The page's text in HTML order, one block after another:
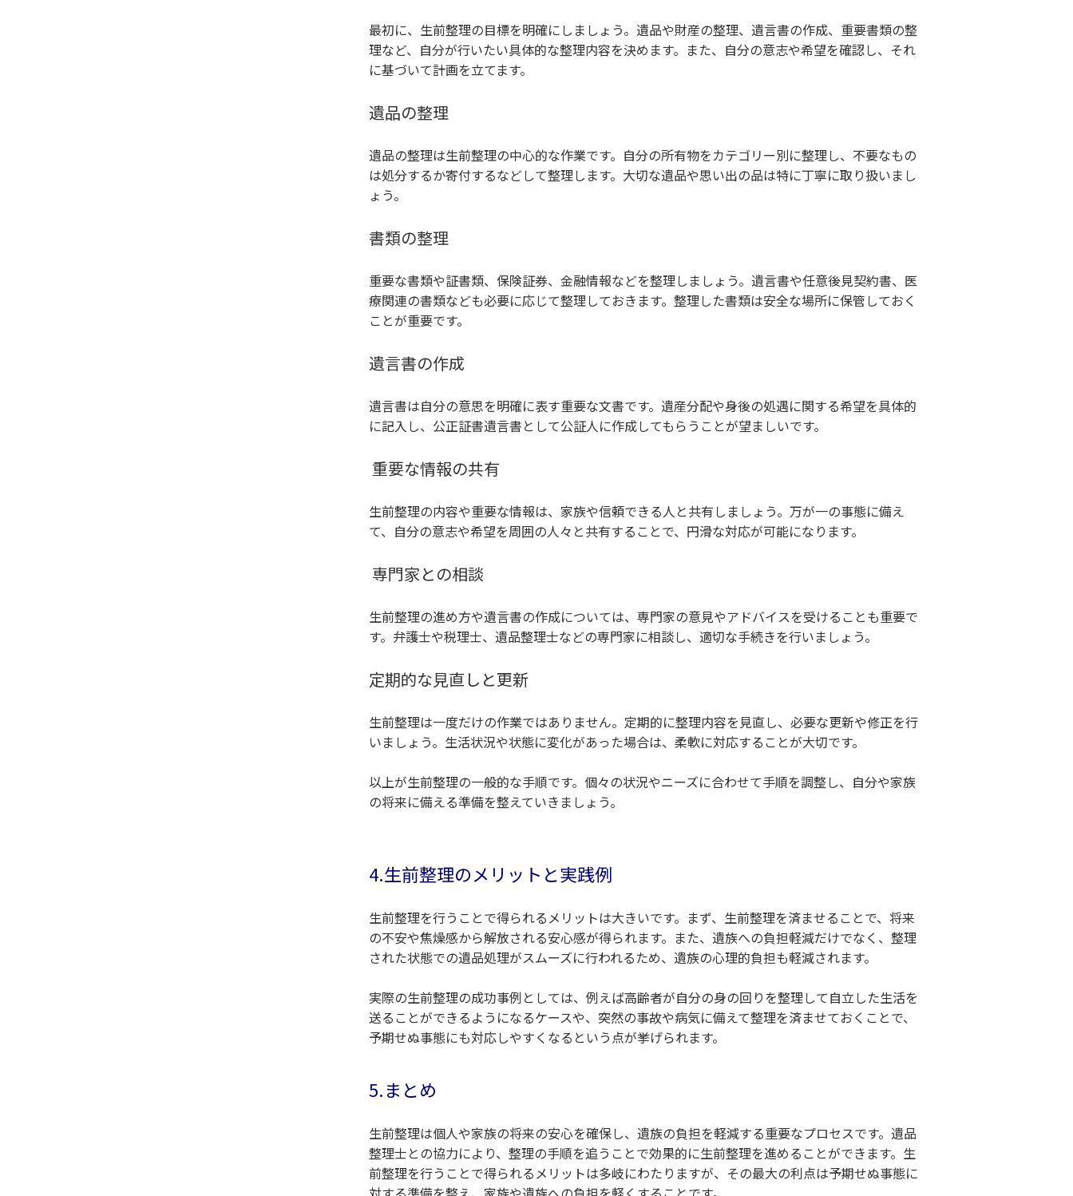
最初に、生前整理の目標を明確にしましょう。遺品や財産の整理、遺言書の作成、重要書類の整
理など、自分が行いたい具体的な整理内容を決めます。また、自分の意志や希望を確認し、それ
に基づいて計画を立てます。
遺品の整理
遺品の整理は生前整理の中心的な作業です。自分の所有物をカテゴリー別に整理し、不要なもの
は処分するか寄付するなどして整理します。大切な遺品や思い出の品は特に丁寧に取り扱いまし
ょう。
書類の整理
重要な書類や証書類、保険証券、金融情報などを整理しましょう。遺言書や任意後見契約書、医
療関連の書類なども必要に応じて整理しておきます。整理した書類は安全な場所に保管しておく
ことが重要です。
遺言書の作成
遺言書は自分の意思を明確に表す重要な文書です。遺産分配や身後の処遇に関する希望を具体的
に記入し、公正証書遺言書として公証人に作成してもらうことが望ましいです。
重要な情報の共有
生前整理の内容や重要な情報は、家族や信頼できる人と共有しましょう。万が一の事態に備え
て、自分の意志や希望を周囲の人々と共有することで、円滑な対応が可能になります。
専門家との相談
生前整理の進め方や遺言書の作成については、専門家の意見やアドバイスを受けることも重要で
す。弁護士や税理士、遺品整理士などの専門家に相談し、適切な手続きを行いましょう。
定期的な見直しと更新
生前整理は一度だけの作業ではありません。定期的に整理内容を見直し、必要な更新や修正を行
いましょう。生活状況や状態に変化があった場合は、柔軟に対応することが大切です。
以上が生前整理の一般的な手順です。個々の状況やニーズに合わせて手順を調整し、自分や家族
の将来に備える準備を整えていきましょう。
4.生前整理のメリットと実践例
生前整理を行うことで得られるメリットは大きいです。まず、生前整理を済ませることで、将来
の不安や焦燥感から解放される安心感が得られます。また、遺族への負担軽減だけでなく、整理
された状態での遺品処理がスムーズに行われるため、遺族の心理的負担も軽減されます。
実際の生前整理の成功事例としては、例えば高齢者が自分の身の回りを整理して自立した生活を
送ることができるようになるケースや、突然の事故や病気に備えて整理を済ませておくことで、
予期せぬ事態にも対応しやすくなるという点が挙げられます。
5.まとめ
生前整理は個人や家族の将来の安心を確保し、遺族の負担を軽減する重要なプロセスです。遺品
整理士との協力により、整理の手順を追うことで効果的に生前整理を進めることができます。生
前整理を行うことで得られるメリットは多岐にわたりますが、その最大の利点は予期せぬ事態に